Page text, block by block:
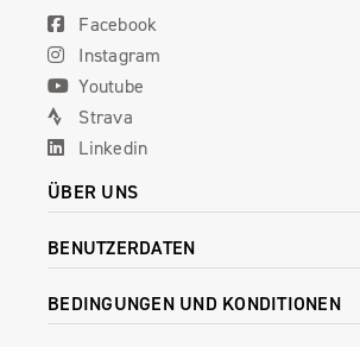
Facebook
Instagram
Youtube
Strava
Linkedin
ÜBER UNS
BENUTZERDATEN
BEDINGUNGEN UND KONDITIONEN